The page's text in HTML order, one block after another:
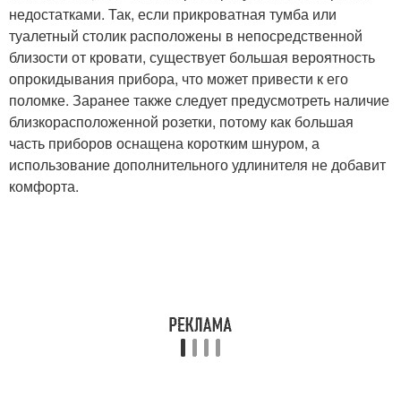
недостатками. Так, если прикроватная тумба или
туалетный столик расположены в непосредственной
близости от кровати, существует большая вероятность
опрокидывания прибора, что может привести к его
поломке. Заранее также следует предусмотреть наличие
близкорасположенной розетки, потому как большая
часть приборов оснащена коротким шнуром, а
использование дополнительного удлинителя не добавит
комфорта.